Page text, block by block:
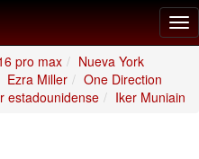
pro max
Nueva York
Ezra Miller
One Direction
estadounidense Iker Muniain